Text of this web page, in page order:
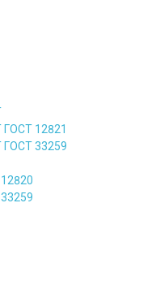
12821
ГОСТ 33259